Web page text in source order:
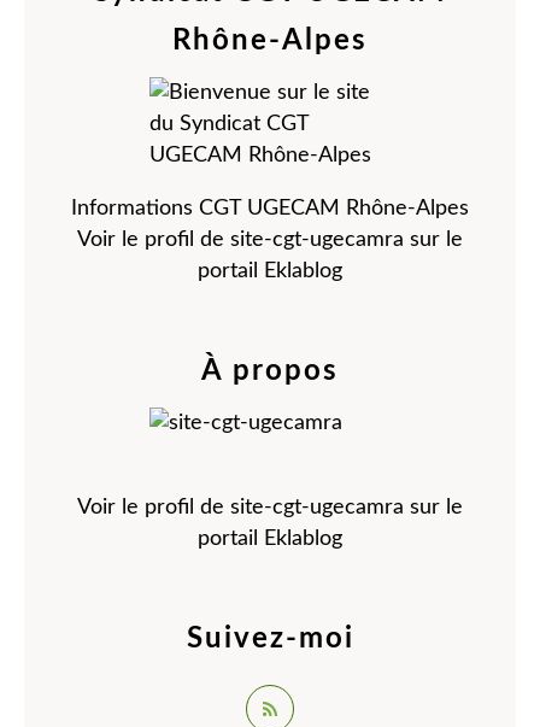
Rhône-Alpes
Informations CGT UGECAM Rhône-Alpes
Voir le profil de site-cgt-ugecamra sur le
portail Eklablog
Suivez-moi
À propos
Voir le profil de site-cgt-ugecamra sur le
portail Eklablog